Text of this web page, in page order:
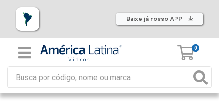
Baixe já nosso APP
0